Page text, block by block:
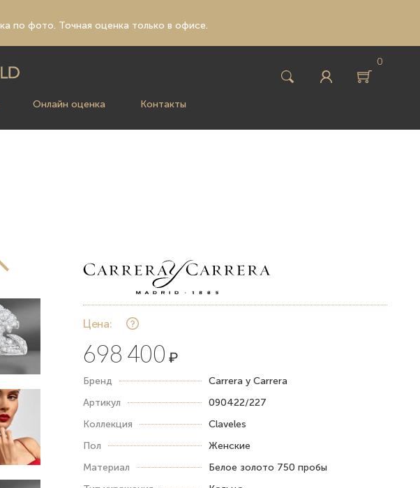
по фото. Точная оценка только в офисе.
0
Онлайн оценка Контакты
Цена:
698 400 ₽
Бренд
Carrera y Carrera
Артикул
090422/227
Коллекция
Claveles
Пол
Женские
Материал
Белое золото 750 пробы